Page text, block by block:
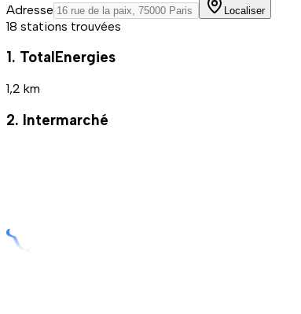
Adresse
Localiser
18 stations trouvées
1. TotalEnergies
1,2 km
2. Intermarché